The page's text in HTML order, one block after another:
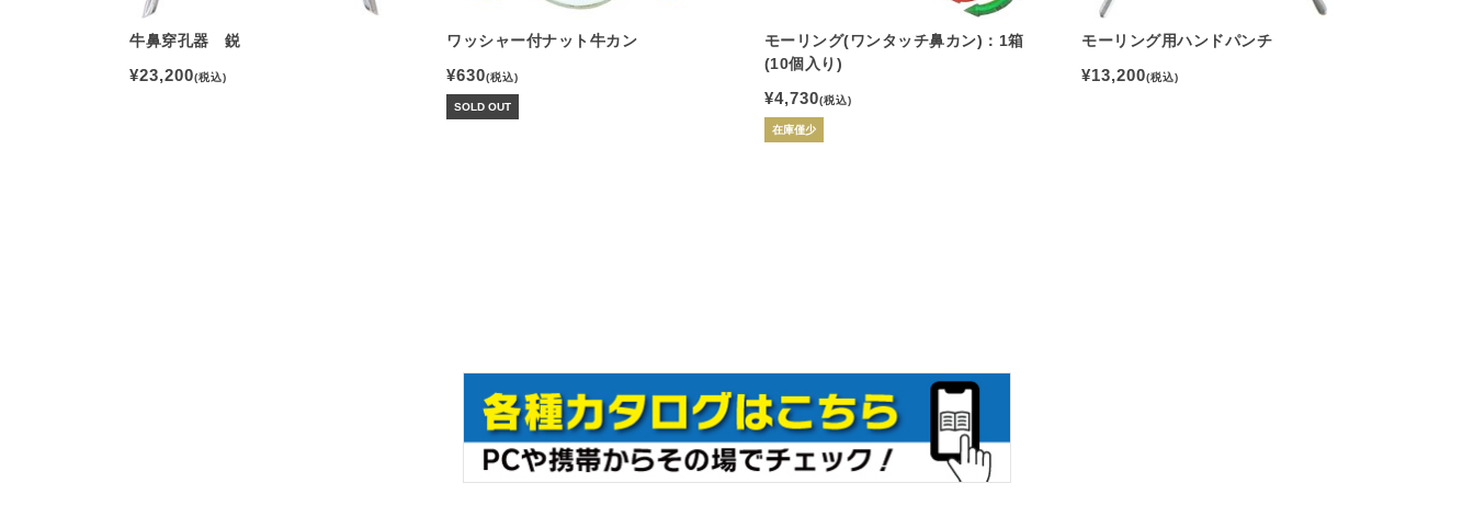
牛鼻穿孔器 鋭
¥23,200(税込)
ワッシャー付ナット牛カン
¥630(税込)
SOLD OUT
モーリング(ワンタッチ鼻カン)：1箱
(10個入り)
¥4,730(税込)
在庫僅少
モーリング用ハンドパンチ
¥13,200(税込)